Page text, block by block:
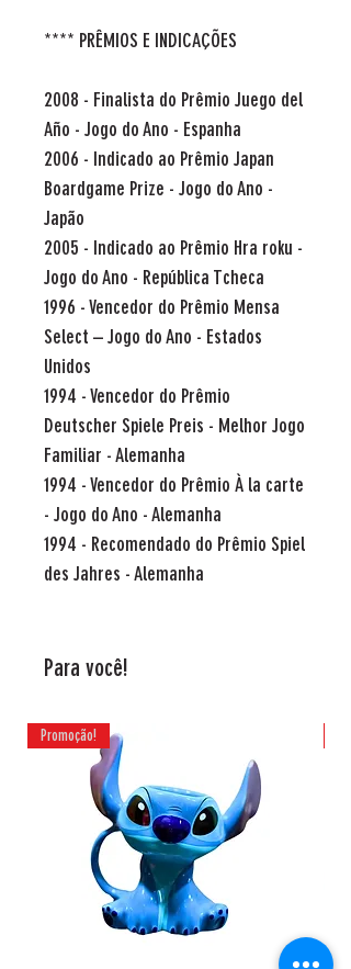
**** PRÊMIOS E INDICAÇÕES
2008 - Finalista do Prêmio Juego del
Año - Jogo do Ano - Espanha
2006 - Indicado ao Prêmio Japan
Boardgame Prize - Jogo do Ano -
Japão
2005 - Indicado ao Prêmio Hra roku -
Jogo do Ano - República Tcheca
1996 - Vencedor do Prêmio Mensa
Select – Jogo do Ano - Estados
Unidos
1994 - Vencedor do Prêmio
Deutscher Spiele Preis - Melhor Jogo
Familiar - Alemanha
1994 - Vencedor do Prêmio À la carte
- Jogo do Ano - Alemanha
1994 - Recomendado do Prêmio Spiel
des Jahres - Alemanha
Para você!
Promoção!